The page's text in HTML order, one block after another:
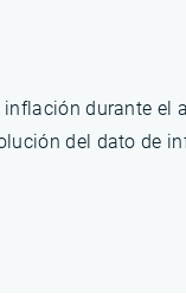
durante el
del dato de